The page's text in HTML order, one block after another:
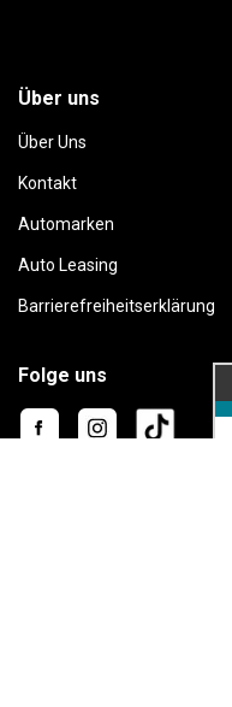
Über uns
Über Uns
Kontakt
Automarken
Auto Leasing
Barrierefreiheitserklärung
Folge uns